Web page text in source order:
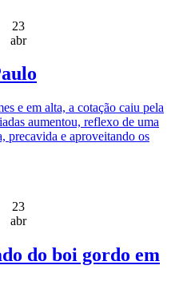
23
abr
e em alta, a cotação caiu pela
aumentou, reflexo de uma
precavida e aproveitando os
23
abr
do boi gordo em